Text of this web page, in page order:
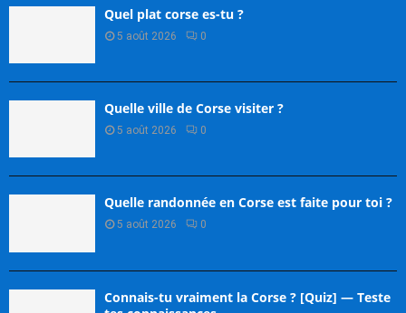
Quel plat corse es-tu ?
5 août 2026 0
Quelle ville de Corse visiter ?
5 août 2026 0
Quelle randonnée en Corse est faite pour toi ?
5 août 2026 0
Connais-tu vraiment la Corse ? [Quiz] — Teste